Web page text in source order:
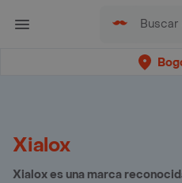
Xialox
Xialox es una marca